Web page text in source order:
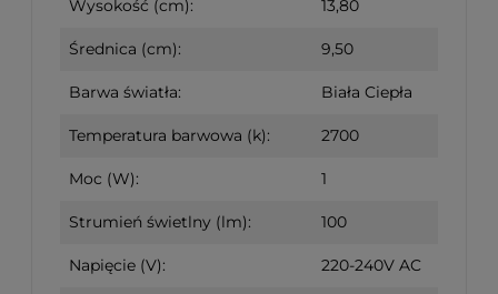
Wysokość (cm): 13,80
Średnica (cm): 9,50
Barwa światła: Biała Ciepła
Temperatura barwowa (k): 2700
Moc (W): 1
Strumień świetlny (lm): 100
Napięcie (V): 220-240V AC